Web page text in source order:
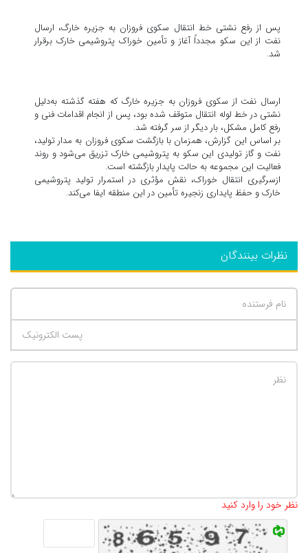
پس از رفع نشتی خط انتقال سکوی فروزان به جزیره خارگ، ارسال
نفت از این سکو مجدداً آغاز و تأمین خوراک پتروشیمی خارک برقرار
شد.
ارسال نفت از سکوی فروزان به جزیره خارگ که هفته گذشته به‌دلیل
نشتی در خط لوله انتقال متوقف شده بود، پس از انجام اقدامات فنی و
رفع کامل مشکل، بار دیگر از سر گرفته شد.
بر اساس این گزارش، همزمان با بازگشت سکوی فروزان به مدار تولید،
نفت و گاز تولیدی این سکو به پتروشیمی خارک تزریق می‌شود و روند
فعالیت این مجموعه به حالت پایدار بازگشته است.
ازسرگیری انتقال خوراک، نقش مؤثری در استمرار تولید پتروشیمی
خارک و حفظ پایداری زنجیره تأمین در این منطقه ایفا می‌کند.
نظرات بینندگان
نظر خود را وارد کنید